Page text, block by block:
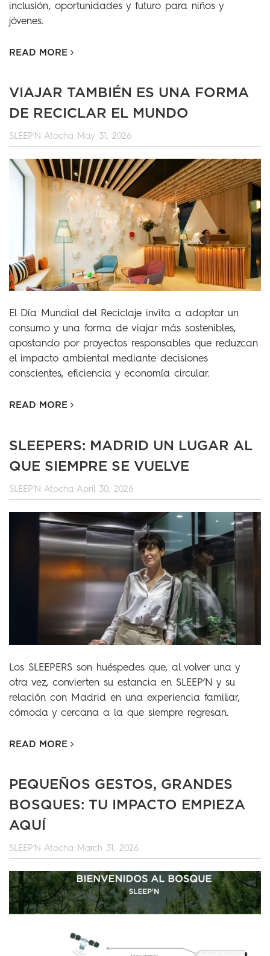
inclusión, oportunidades y futuro para niños y
jóvenes.
READ MORE
VIAJAR TAMBIÉN ES UNA FORMA
DE RECICLAR EL MUNDO
SLEEP'N Atocha May 31, 2026
El Día Mundial del Reciclaje invita a adoptar un
consumo y una forma de viajar más sostenibles,
apostando por proyectos responsables que reduzcan
el impacto ambiental mediante decisiones
conscientes, eficiencia y economía circular.
READ MORE
SLEEPERS: MADRID UN LUGAR AL
QUE SIEMPRE SE VUELVE
SLEEP'N Atocha April 30, 2026
Los SLEEPERS son huéspedes que, al volver una y
otra vez, convierten su estancia en SLEEP’N y su
relación con Madrid en una experiencia familiar,
cómoda y cercana a la que siempre regresan.
READ MORE
PEQUEÑOS GESTOS, GRANDES
BOSQUES: TU IMPACTO EMPIEZA
AQUÍ
SLEEP'N Atocha March 31, 2026